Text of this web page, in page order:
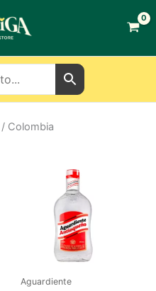
Colombia
Aguardiente